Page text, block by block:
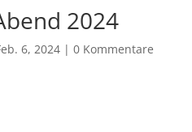
2024
6, 2024| 0 Kommentare